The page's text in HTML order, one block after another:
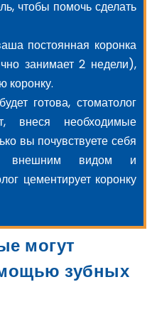
чтобы помочь сделать
постоянная коронка
занимает 2 недели),
коронку.
готова, стоматолог
внеся необходимые
вы почувствуете себя
внешним видом и
цементирует коронку
могут
зубных